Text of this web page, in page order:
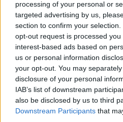
processing of your personal or
targeted advertising by us,
section to confirm your
opt-out request is processed
interest-based ads based on
us or personal information
your opt-out. You may
disclosure of your personal
IAB’s list of downstream
also be disclosed by us to third
Downstream Participants that